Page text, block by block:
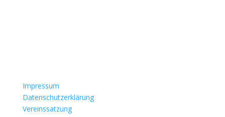
Impressum
Datenschutzerklärung
Vereinssatzung